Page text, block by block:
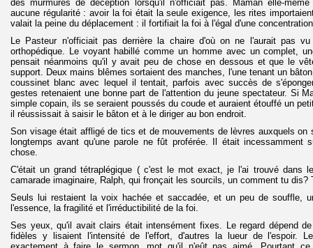
des murmures de déception lorsqu'il n'officiait pas. Maman elle-
aucune régularité : avoir la foi était la seule exigence, les rites
valait la peine du déplacement : il fortifiait la foi à l'égal d'une
Le Pasteur n'officiait pas derrière la chaire d'où on ne l'aurait pas
orthopédique. Le voyant habillé comme un homme avec un complet,
pensait néanmoins qu'il y avait peu de chose en dessous et que le
support. Deux mains blêmes sortaient des manches, l'une tenant un
coussinet blanc avec lequel il tentait, parfois avec succès de
gestes retenaient une bonne part de l'attention du jeune spectateur. Si
simple copain, ils se seraient poussés du coude et auraient étouffé un
il réussissait à saisir le bâton et à le diriger au bon endroit.
Son visage était affligé de tics et de mouvements de lèvres auxquels on
longtemps avant qu'une parole ne fût proférée. Il était incessamment
chose.
C'était un grand tétraplégique ( c'est le mot exact, je l'ai trouvé dans
camarade imaginaire, Ralph, qui fronçait les sourcils, un comment tu dis?
Seuls lui restaient la voix hachée et saccadée, et un peu de souffle,
l'essence, la fragilité et l'irréductibilité de la foi.
Ses yeux, qu'il avait clairs était intensément fixes. Le regard dépend
fidèles y lisaient l'intensité de l'effort, d'autres la lueur de l'espoir.